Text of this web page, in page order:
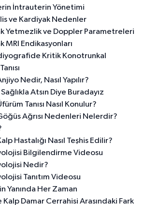
İntrauterin Yönetimi
ve Kardiyak Nedenler
Yetmezlik ve Doppler Parametreleri
MRI Endikasyonları
Kritik Konotrunkal
Nedir, Nasıl Yapılır?
Atsın Diye Buradayız
Tanısı Nasıl Konulur?
Ağrısı Nedenleri Nelerdir?
Hastalığı Nasıl Teşhis Edilir?
Bilgilendirme Videosu
Nedir?
Tanıtım Videosu
Yanında Her Zaman
Damar Cerrahisi Arasındaki Fark